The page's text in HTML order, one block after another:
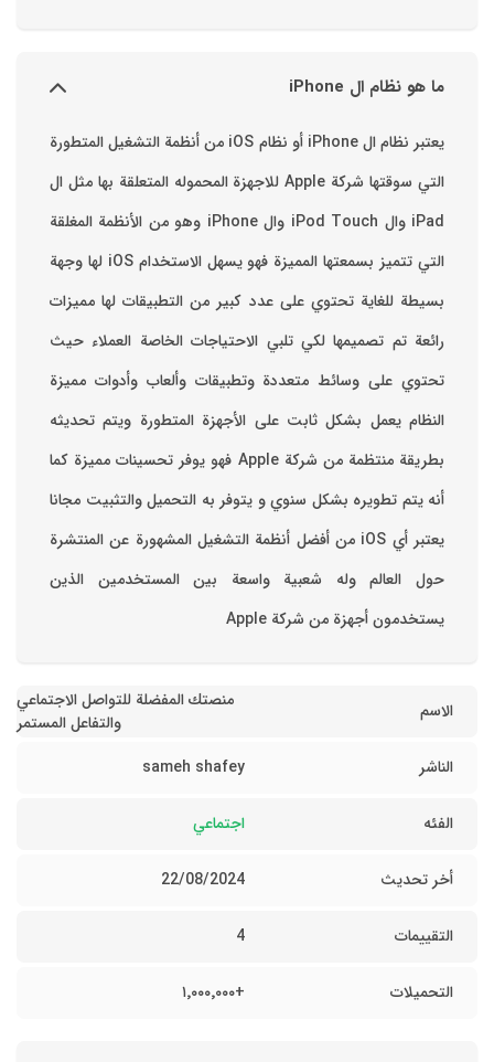
ما هو نظام ال iPhone
يعتبر نظام ال iPhone أو نظام iOS من أنظمة التشغيل المتطورة
التي سوقتها شركة Apple للاجهزة المحموله المتعلقة بها مثل ال
iPad وال iPod Touch وال iPhone وهو من الأنظمة المغلقة
التي تتميز بسمعتها المميزة فهو يسهل الاستخدام ‏iOS لها وجهة
بسيطة للغاية تحتوي على عدد كبير من التطبيقات لها مميزات
رائعة تم تصميمها لكي تلبي الاحتياجات الخاصة العملاء حيث
تحتوي على وسائط متعددة وتطبيقات وألعاب وأدوات مميزة
‏النظام يعمل بشكل ثابت على الأجهزة المتطورة ويتم تحديثه
بطريقة منتظمة من شركة Apple فهو يوفر تحسينات مميزة كما
أنه يتم تطويره بشكل سنوي و يتوفر به التحميل والتثبيت مجانا
‏يعتبر أي iOS من أفضل أنظمة التشغيل المشهورة عن المنتشرة
حول العالم وله شعبية واسعة بين المستخدمين الذين
يستخدمون أجهزة من شركة Apple
الاسم
منصتك المفضلة للتواصل الاجتماعي
والتفاعل المستمر
الناشر
sameh shafey
الفئه اجتماعي
أخر تحديث 22/08/2024
التقييمات 4
التحميلات +١٬٠٠٠٬٠٠٠